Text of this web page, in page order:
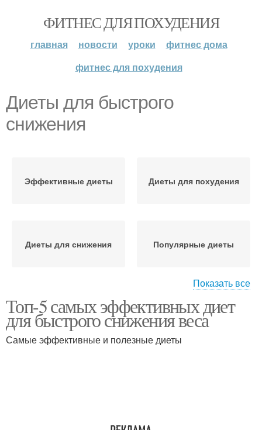
ФИТНЕС ДЛЯ ПОХУДЕНИЯ
главная новости уроки
фитнес дома
фитнес для похудения
Диеты для быстрого
снижения
Эффективные диеты Диеты для похудения
Диеты для снижения Популярные диеты
Отдых от диеты Эффективная диета
Показать все
Топ-5 самых эффективных диет
для быстрого снижения веса
Самые эффективные и полезные диеты